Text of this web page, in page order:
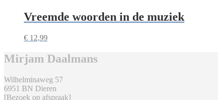
Vreemde woorden in de muziek
€ 12,99
Mirjam Daalmans
Wilhelminaweg 57
6951 BN Dieren
[Bezoek op afspraak]